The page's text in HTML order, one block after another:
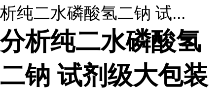
析纯二水磷酸氢二钠 试...
分析纯二水磷酸氢
二钠 试剂级大包装